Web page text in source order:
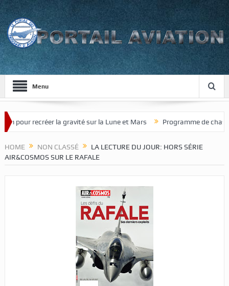
Menu
recréer la gravité sur la Lune et Mars Programme de
HOME NON CLASSÉ
LA LECTURE DU JOUR: HORS SÉRIE
AIR&COSMOS SUR LE RAFALE